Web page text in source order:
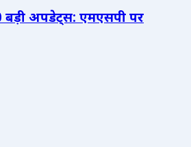
बड़ी अपडेट्स: एमएसपी पर